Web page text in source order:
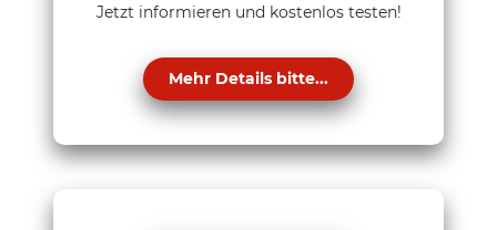
Jetzt informieren und kostenlos testen!
Mehr Details bitte...